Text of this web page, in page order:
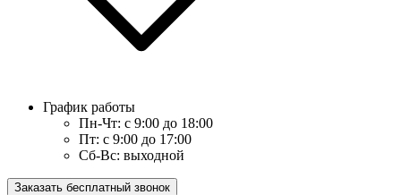
График работы
Пн-Чт: с 9:00 до 18:00
Пт: с 9:00 до 17:00
Сб-Вс: выходной
Заказать бесплатный звонок